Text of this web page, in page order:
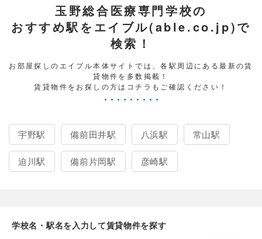
玉野総合医療専門学校の
おすすめ駅をエイブル(able.co.jp)で
検索！
お部屋探しのエイブル本体サイトでは、各駅周辺にある最新の賃
貸物件を多数掲載！
賃貸物件をお探しの方はコチラもご確認ください！
宇野駅 備前田井駅 八浜駅 常山駅
迫川駅 備前片岡駅 彦崎駅
学校名・駅名を入力して賃貸物件を探す